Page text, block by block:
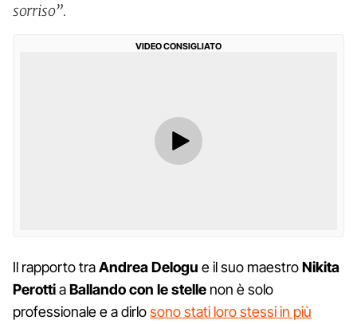
sorriso”.
VIDEO CONSIGLIATO
Il rapporto traAndrea Delogu e il suo maestroNikita
PerottiaBallando con le stelle non è solo
professionale e a dirlosono stati loro stessi in più